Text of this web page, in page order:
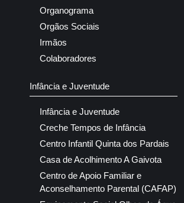
Organograma
Orgãos Sociais
Irmãos
Colaboradores
Infância e Juventude
Infância e Juventude
Creche Tempos de Infância
Centro Infantil Quinta dos Pardais
Casa de Acolhimento A Gaivota
Centro de Apoio Familiar e
Aconselhamento Parental (CAFAP)